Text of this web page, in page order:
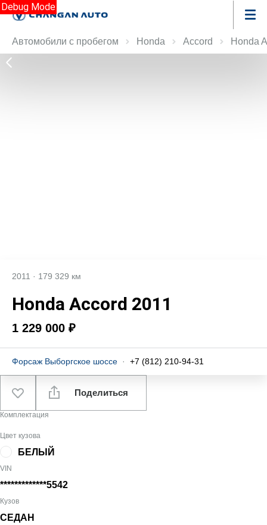
Debug Mode
Автомобили с пробегом Honda Accord Honda
2011 · 179 329 км
Honda Accord 2011
1 229 000 ₽
Форсаж Выборгское шоссе · +7 (812) 210-94-31
Поделиться
Комплектация
Цвет кузова
БЕЛЫЙ
VIN
*************5542
Кузов
СЕДАН